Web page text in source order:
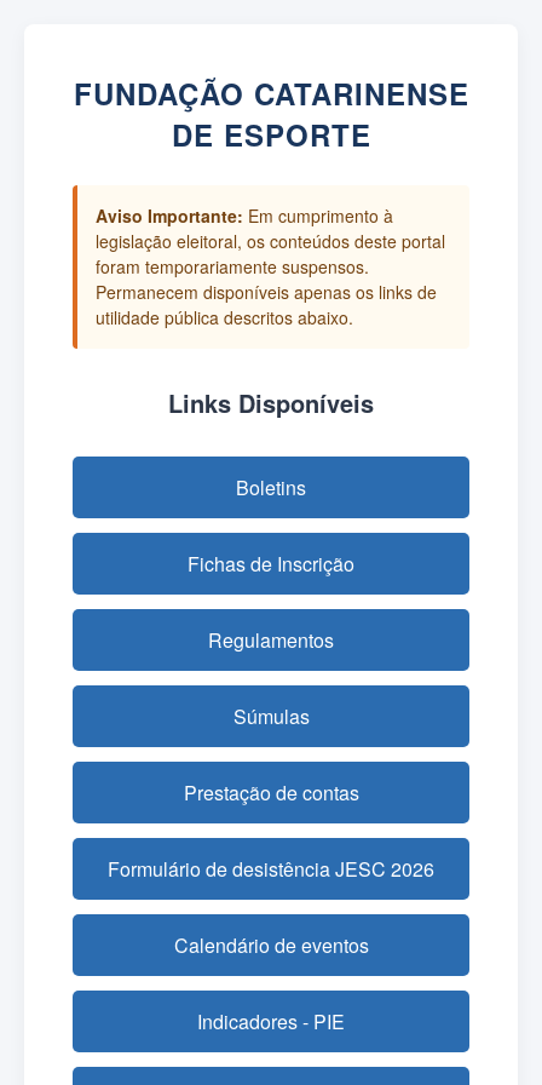
FUNDAÇÃO CATARINENSE
DE ESPORTE
Aviso Importante: Em cumprimento à
legislação eleitoral, os conteúdos deste portal
foram temporariamente suspensos.
Permanecem disponíveis apenas os links de
utilidade pública descritos abaixo.
Links Disponíveis
Boletins
Fichas de Inscrição
Regulamentos
Súmulas
Prestação de contas
Formulário de desistência JESC 2026
Calendário de eventos
Indicadores - PIE